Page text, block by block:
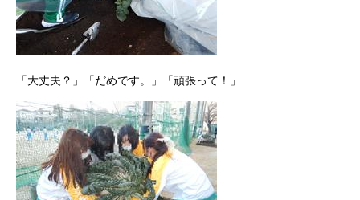
「大丈夫？」「だめです。」「頑張って！」